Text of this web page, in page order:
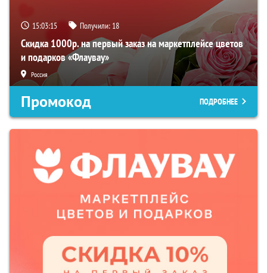
15:03:14 Получили: 18
Скидка 1000р. на первый заказ на маркетплейсе цветов
и подарков «Флаувау»
Россия
Промокод ПОДРОБНЕЕ